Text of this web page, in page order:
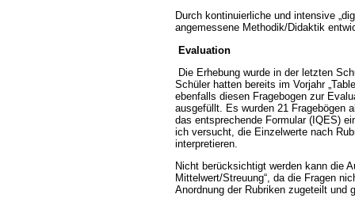
Durch kontinuierliche und intensive
angemessene Methodik/Didaktik
Evaluation
Die Erhebung wurde in der letzten
Schüler hatten bereits im Vorjahr
ebenfalls diesen Fragebogen zur
ausgefüllt. Es wurden 21 Fragebögen
das entsprechende Formular (IQES)
ich versucht, die Einzelwerte nach
interpretieren.
Nicht berücksichtigt werden kann die
Mittelwert/Streuung“, da die Fragen
Anordnung der Rubriken zugeteilt und